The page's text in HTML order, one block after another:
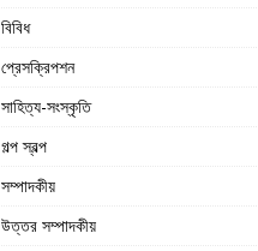
বিবিধ
প্রেসক্রিপশন
সাহিত্য-সংস্কৃতি
গল্প স্বল্প
সম্পাদকীয়
উত্তর সম্পাদকীয়